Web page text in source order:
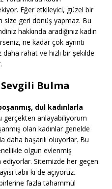
Eğer etkileyici, güzel bir
size geri dönüş yapmaz. Bu
hakkında aradığınız kadın
ne kadar çok ayrıntı
daha rahat ve hızlı bir şekilde
Bulma
dul kadınlarla
gerçekten anlayabiliyorum
olan kadınlar genelde
daha başarılı oluyorlar. Bu
olgun evlenmiş
ediyorlar. Sitemizde her geçen
tabii ki de açıyoruz.
fazla tahammül